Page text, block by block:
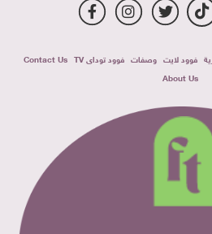
فوود لايت وصفات فوود توداى TV
Contact Us
About Us